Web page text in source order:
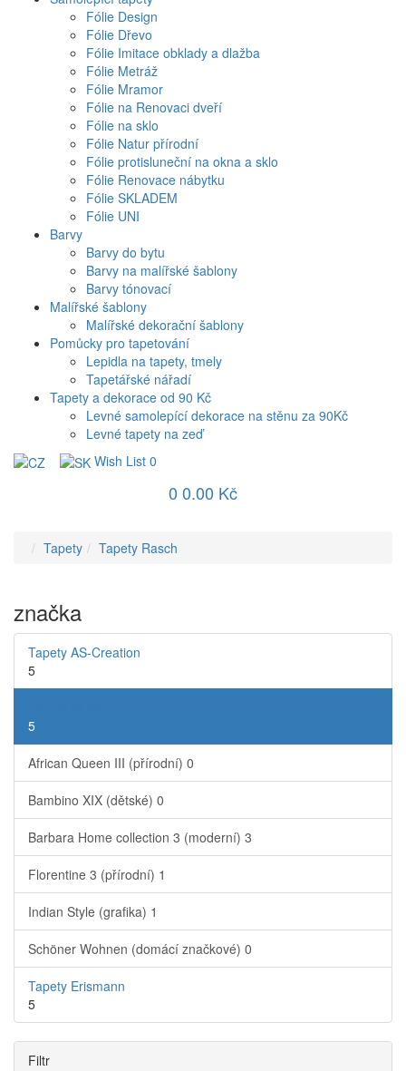
Fólie Design
Fólie Dřevo
Fólie Imitace obklady a dlažba
Fólie Metráž
Fólie Mramor
Fólie na Renovaci dveří
Fólie na sklo
Fólie Natur přírodní
Fólie protisluneční na okna a sklo
Fólie Renovace nábytku
Fólie SKLADEM
Fólie UNI
Barvy
Barvy do bytu
Barvy na malířské šablony
Barvy tónovací
Malířské šablony
Malířské dekorační šablony
Pomůcky pro tapetování
Lepidla na tapety, tmely
Tapetářské nářadí
Tapety a dekorace od 90 Kč
Levné samolepící dekorace na stěnu za 90Kč
Levné tapety na zeď
Wish List 0
0 0.00 Kč
Tapety Tapety Rasch
značka
Tapety AS-Creation
5
5
African Queen III (přírodní) 0
Bambino XIX (dětské) 0
Barbara Home collection 3 (moderní) 3
Florentine 3 (přírodní) 1
Indian Style (grafika) 1
Schöner Wohnen (domácí značkové) 0
Tapety Erismann
5
Filtr